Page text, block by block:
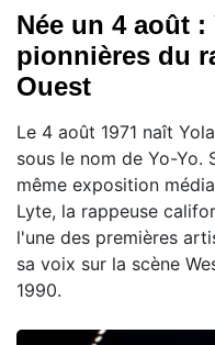
Née un 4 août
pionnières du
Ouest
Le 4 août 1971 naît
sous le nom de Yo-Yo.
même exposition
Lyte, la rappeuse
l'une des premières
sa voix sur la scène
1990.